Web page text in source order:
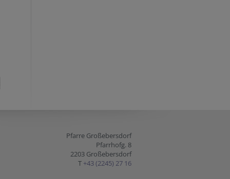
Pfarre Großebersdorf
Pfarrhofg. 8
2203 Großebersdorf
T +43 (2245) 27 16